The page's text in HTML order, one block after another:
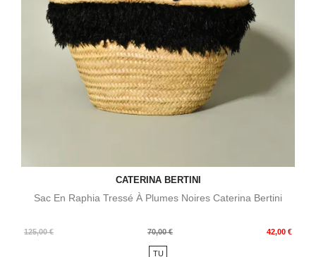
CATERINA BERTINI
Sac En Raphia Tressé À Plumes Noires Caterina Bertini
125,00 €
Prix
70,00 € 42,00 €
Prix
TU